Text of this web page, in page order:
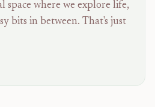
space where we explore life,
bits in between. That's just